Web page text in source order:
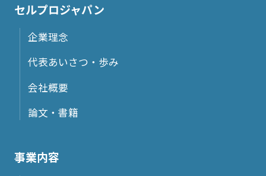
セルプロジャパン
企業理念
代表あいさつ・歩み
会社概要
論文・書籍
事業内容